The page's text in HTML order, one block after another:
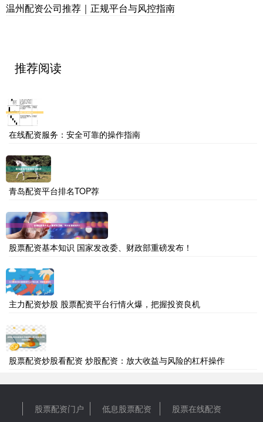
温州配资公司推荐｜正规平台与风控指南
推荐阅读
在线配资服务：安全可靠的操作指南
青岛配资平台排名TOP荐
股票配资基本知识 国家发改委、财政部重磅发布！
主力配资炒股 股票配资平台行情火爆，把握投资良机
股票配资炒股看配资 炒股配资：放大收益与风险的杠杆操作
股票配资门户 低息股票配资 股票在线配资